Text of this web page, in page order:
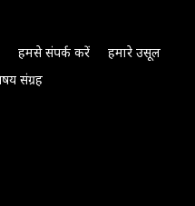
हमसे संपर्क करें
हमारे उसूल
संग्रह